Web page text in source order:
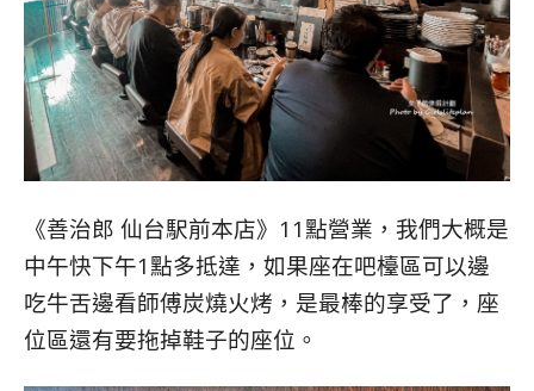
《善治郎 仙台駅前本店》11點營業，我們大概是
中午快下午1點多抵達，如果座在吧檯區可以邊
吃牛舌邊看師傅炭燒火烤，是最棒的享受了，座
位區還有要拖掉鞋子的座位。